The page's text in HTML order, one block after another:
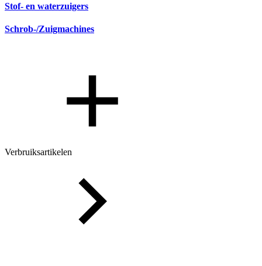
Stof- en waterzuigers
Schrob-/Zuigmachines
Verbruiksartikelen